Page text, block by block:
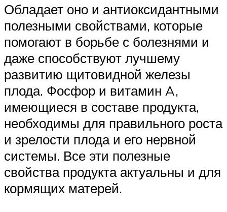
Обладает оно и антиоксидантными
полезными свойствами, которые
помогают в борьбе с болезнями и
даже способствуют лучшему
развитию щитовидной железы
плода. Фосфор и витамин A,
имеющиеся в составе продукта,
необходимы для правильного роста
и зрелости плода и его нервной
системы. Все эти полезные
свойства продукта актуальны и для
кормящих матерей.